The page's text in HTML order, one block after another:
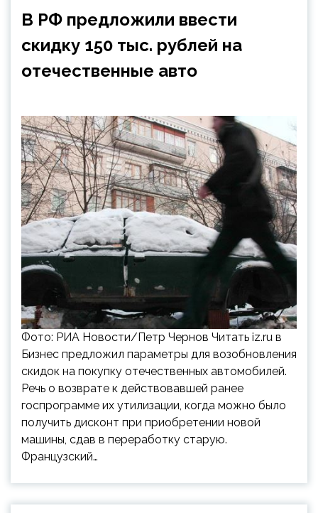
В РФ предложили ввести
скидку 150 тыс. рублей на
отечественные авто
Фото: РИА Новости/Петр Чернов Читать iz.ru в
Бизнес предложил параметры для возобновления
скидок на покупку отечественных автомобилей.
Речь о возврате к действовавшей ранее
госпрограмме их утилизации, когда можно было
получить дисконт при приобретении новой
машины, сдав в переработку старую.
Французский…